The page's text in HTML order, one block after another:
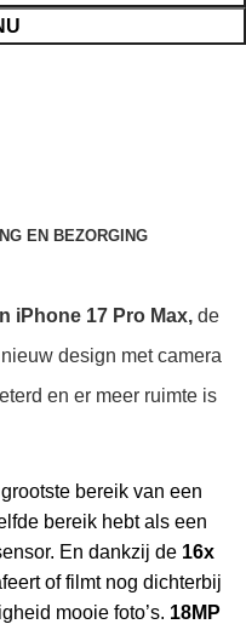
EN BEZORGING
iPhone 17 Pro Max, de
design met camera
en er meer ruimte is
bereik van een
bereik hebt als een
En dankzij de 16x
of filmt nog dichterbij
mooie foto’s. 18MP